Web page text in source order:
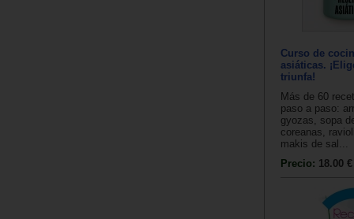
Curso de
asiáticas.
triunfa!
Más de 60
paso a paso:
gyozas, sopa
coreanas,
makis de sal...
Precio: 18.00 €